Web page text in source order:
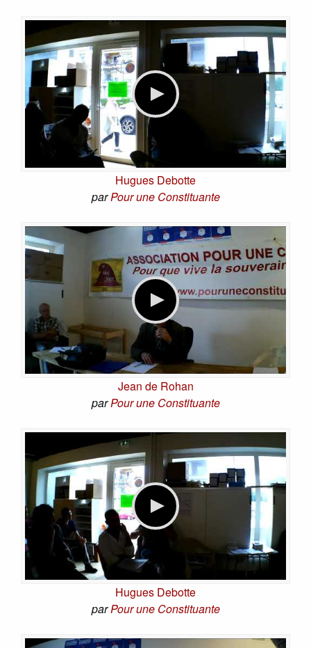
Hugues Debotte
parPour une Constituante
Jean de Rohan
parPour une Constituante
Hugues Debotte
parPour une Constituante